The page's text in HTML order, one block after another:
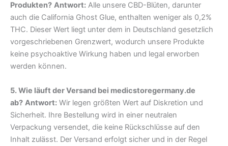
Produkten? Antwort: Alle unsere CBD-Blüten, darunter
auch die California Ghost Glue, enthalten weniger als 0,2%
THC. Dieser Wert liegt unter dem in Deutschland gesetzlich
vorgeschriebenen Grenzwert, wodurch unsere Produkte
keine psychoaktive Wirkung haben und legal erworben
werden können.
5. Wie läuft der Versand bei medicstoregermany.de
ab? Antwort: Wir legen größten Wert auf Diskretion und
Sicherheit. Ihre Bestellung wird in einer neutralen
Verpackung versendet, die keine Rückschlüsse auf den
Inhalt zulässt. Der Versand erfolgt sicher und in der Regel